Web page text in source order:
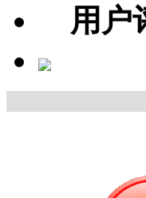
用户